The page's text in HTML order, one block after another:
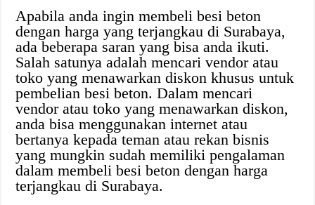
Apabila anda ingin membeli besi beton
dengan harga yang terjangkau di Surabaya,
ada beberapa saran yang bisa anda ikuti.
Salah satunya adalah mencari vendor atau
toko yang menawarkan diskon khusus untuk
pembelian besi beton. Dalam mencari
vendor atau toko yang menawarkan diskon,
anda bisa menggunakan internet atau
bertanya kepada teman atau rekan bisnis
yang mungkin sudah memiliki pengalaman
dalam membeli besi beton dengan harga
terjangkau di Surabaya.